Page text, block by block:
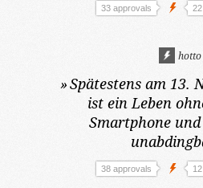
33 approvals
hotto
»Spätestens am 13.
ist ein Leben
Smartphone
38 approvals